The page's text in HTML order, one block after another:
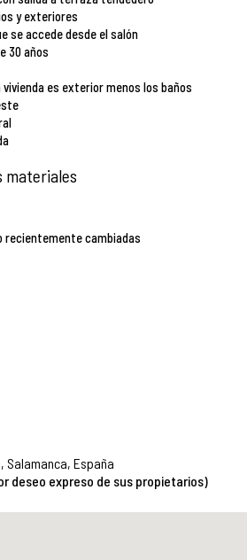
y exteriores
se accede desde el salón
30 años
vivienda es exterior menos los baños
materiales
recientemente cambiadas
Salamanca, España
deseo expreso de sus propietarios)